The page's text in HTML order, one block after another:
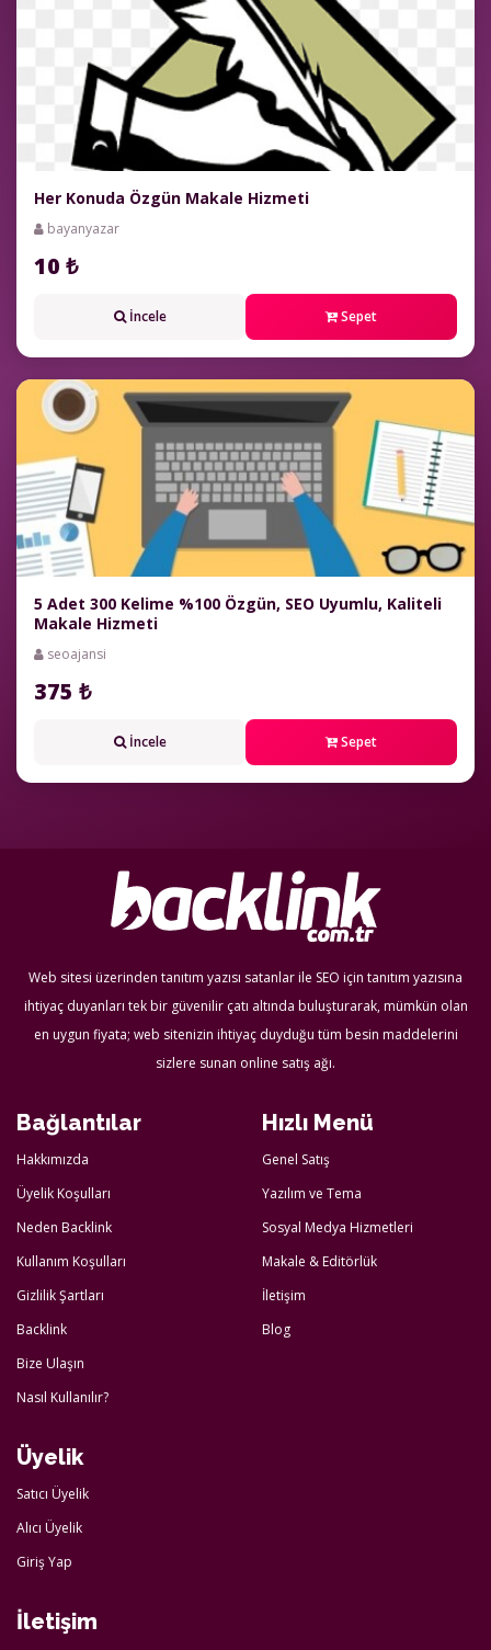
Her Konuda Özgün Makale Hizmeti
bayanyazar
10 ₺
İncele Sepet
5 Adet 300 Kelime %100 Özgün, SEO Uyumlu, Kaliteli
Makale Hizmeti
seoajansi
375 ₺
İncele Sepet
Web sitesi üzerinden tanıtım yazısı satanlar ile SEO için tanıtım yazısına
ihtiyaç duyanları tek bir güvenilir çatı altında buluşturarak, mümkün olan
en uygun fiyata; web sitenizin ihtiyaç duyduğu tüm besin maddelerini
sizlere sunan online satış ağı.
Bağlantılar
Hakkımızda
Üyelik Koşulları
Neden Backlink
Kullanım Koşulları
Gizlilik Şartları
Backlink
Bize Ulaşın
Nasıl Kullanılır?
Hızlı Menü
Genel Satış
Yazılım ve Tema
Sosyal Medya Hizmetleri
Makale & Editörlük
İletişim
Blog
Üyelik
Satıcı Üyelik
Alıcı Üyelik
Giriş Yap
İletişim